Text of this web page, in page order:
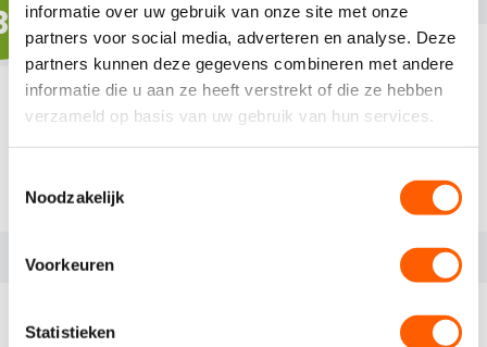
informatie over uw gebruik van onze site met onze
partners voor social media, adverteren en analyse. Deze
partners kunnen deze gegevens combineren met andere
informatie die u aan ze heeft verstrekt of die ze hebben
verzameld op basis van uw gebruik van hun services.
Noodzakelijk
Voorkeuren
Statistieken
Kom op gesprek
RELEVANTE VACATURES